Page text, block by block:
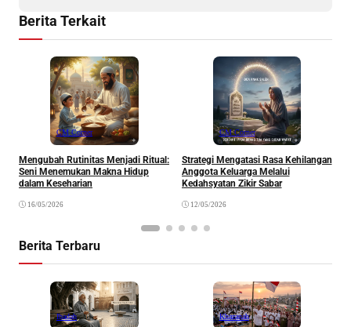
Berita Terkait
CM Corner
Mengubah Rutinitas Menjadi Ritual:
Seni Menemukan Makna Hidup
dalam Keseharian
16/05/2026
CM Corner
Strategi Mengatasi Rasa Kehilangan
Anggota Keluarga Melalui
Kedahsyatan Zikir Sabar
12/05/2026
Berita Terbaru
Ibadah Khazanah